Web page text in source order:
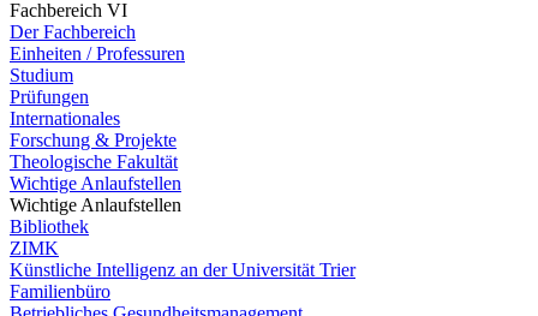
Fachbereich VI
Der Fachbereich
Einheiten / Professuren
Studium
Prüfungen
Internationales
Forschung & Projekte
Theologische Fakultät
Wichtige Anlaufstellen
Wichtige Anlaufstellen
Bibliothek
ZIMK
Künstliche Intelligenz an der Universität Trier
Familienbüro